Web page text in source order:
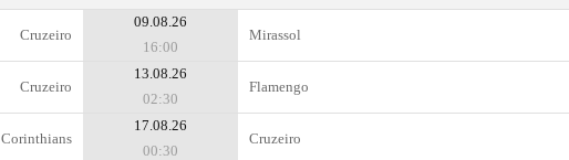
Cruzeiro
09.08.26
16:00
Mirassol
Cruzeiro
13.08.26
02:30
Flamengo
Corinthians
17.08.26
00:30
Cruzeiro